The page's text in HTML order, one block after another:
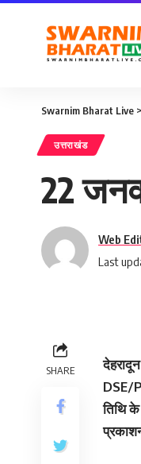
Swarnim Bharat Live >
उत्तराखंड
22
Last
Web
SHARE
DSE/
तिथि के